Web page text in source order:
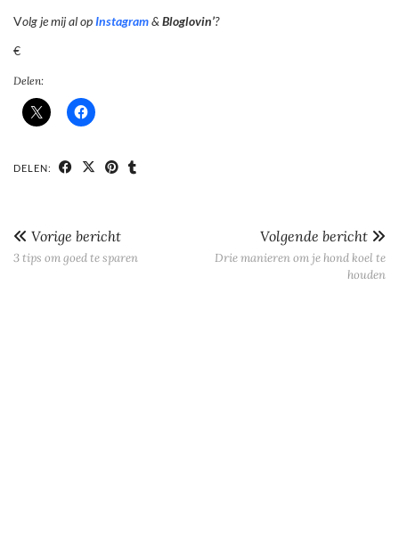
Volg je mij al opInstagram& Bloglovin’?
€
Delen:
DELEN:
Vorige bericht
3 tips om goed te sparen
Volgende bericht
Drie manieren om je hond koel te
houden